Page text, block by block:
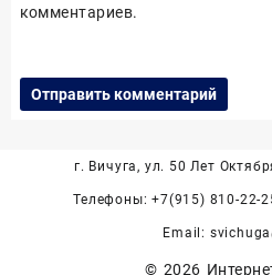
комментариев.
г. Вичуга, ул. 50 Лет
Телефоны: +7(915) 810-22-
Email:
© 2026